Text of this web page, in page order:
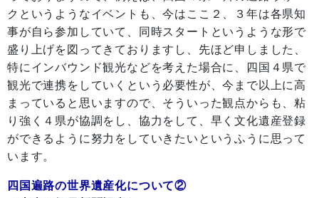
クというようなイベントも、今はここ２、３年は各県知
事が自ら参加していて、同時スタートというような形で
盛り上げを図ってきておりますし、先ほど申しました、
特にインバウンド観光などを考えた場合に、四国４県で
観光で連携をしていくという必要性が、今まで以上に高
まっていると思いますので、そういった観点からも、粘
り強く４県が協調をし、協力をして、早く文化遺産登録
ができるように努力をしていきたいというふうに思って
います。
四国遍路の世界遺産化について②